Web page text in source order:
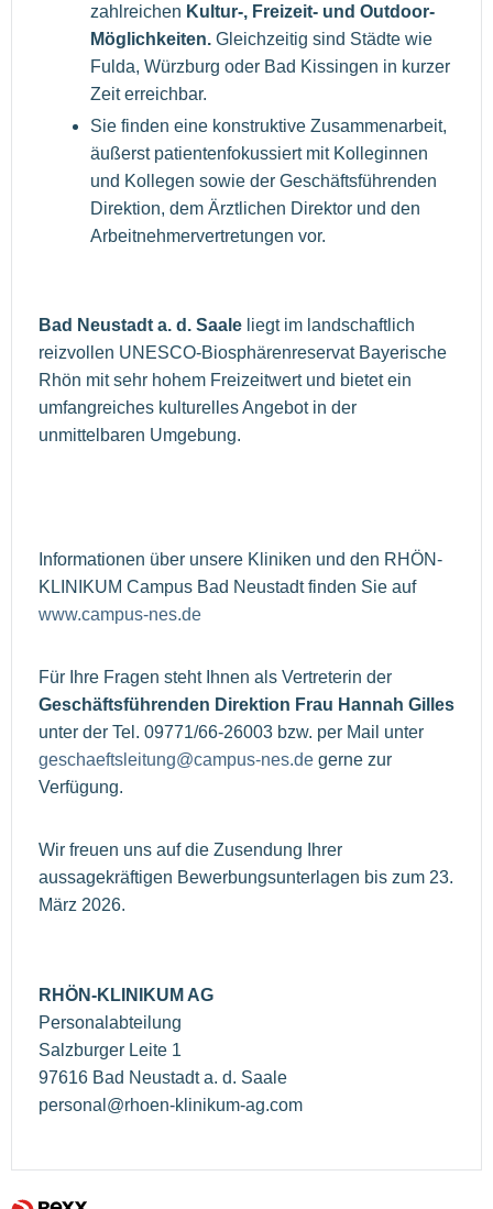
zahlreichen Kultur-, Freizeit- und Outdoor-
Möglichkeiten. Gleichzeitig sind Städte wie
Fulda, Würzburg oder Bad Kissingen in kurzer
Zeit erreichbar.
Sie finden eine konstruktive Zusammenarbeit,
äußerst patientenfokussiert mit Kolleginnen
und Kollegen sowie der Geschäftsführenden
Direktion, dem Ärztlichen Direktor und den
Arbeitnehmervertretungen vor.
Bad Neustadt a. d. Saale liegt im landschaftlich
reizvollen UNESCO-Biosphärenreservat Bayerische
Rhön mit sehr hohem Freizeitwert und bietet ein
umfangreiches kulturelles Angebot in der
unmittelbaren Umgebung.
Informationen über unsere Kliniken und den RHÖN-
KLINIKUM Campus Bad Neustadt finden Sie auf
www.campus-nes.de
Für Ihre Fragen steht Ihnen als Vertreterin der
Geschäftsführenden Direktion Frau Hannah Gilles
unter der Tel. 09771/66-26003 bzw. per Mail unter
geschaeftsleitung@campus-nes.de gerne zur
Verfügung.
Wir freuen uns auf die Zusendung Ihrer
aussagekräftigen Bewerbungsunterlagen bis zum 23.
März 2026.
RHÖN-KLINIKUM AG
Personalabteilung
Salzburger Leite 1
97616 Bad Neustadt a. d. Saale
personal@rhoen-klinikum-ag.com